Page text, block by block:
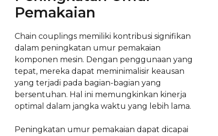
Pemakaian
Chain couplings memiliki kontribusi signifikan
dalam peningkatan umur pemakaian
komponen mesin. Dengan penggunaan yang
tepat, mereka dapat meminimalisir keausan
yang terjadi pada bagian-bagian yang
bersentuhan. Hal ini memungkinkan kinerja
optimal dalam jangka waktu yang lebih lama.
Peningkatan umur pemakaian dapat dicapai